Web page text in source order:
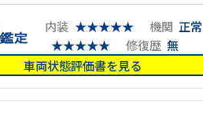
のお車が総在庫台数６０００台！
車もお探ししますのでご相談下さい
内装 ★★★★★ 機関 正常
★★★★★
修復歴 無
車両状態評価書を見る